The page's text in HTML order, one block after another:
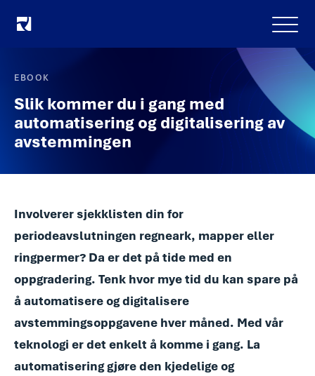
Meny
EBOOK
Slik kommer du i gang med
automatisering og digitalisering av
avstemmingen
Involverer sjekklisten din for
periodeavslutningen regneark, mapper eller
ringpermer? Da er det på tide med en
oppgradering. Tenk hvor mye tid du kan spare på
å automatisere og digitalisere
avstemmingsoppgavene hver måned. Med vår
teknologi er det enkelt å komme i gang. La
automatisering gjøre den kjedelige og